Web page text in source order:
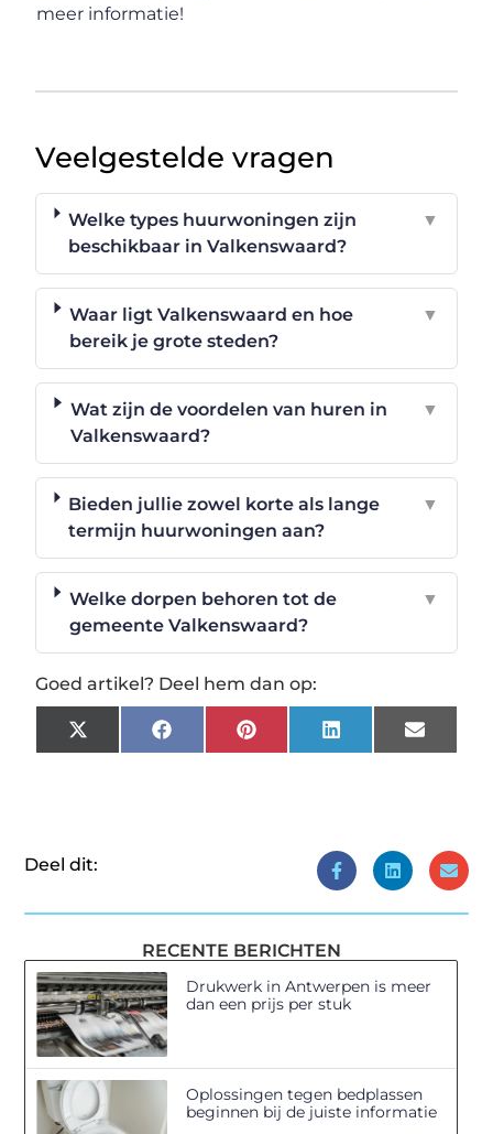
meer informatie!
Veelgestelde vragen
Welke types huurwoningen zijn
beschikbaar in Valkenswaard?
▼
Waar ligt Valkenswaard en hoe
bereik je grote steden?
▼
Wat zijn de voordelen van huren in
Valkenswaard?
▼
Bieden jullie zowel korte als lange
termijn huurwoningen aan?
▼
Welke dorpen behoren tot de
gemeente Valkenswaard?
▼
Goed artikel? Deel hem dan op:
X
(Twitter)
FacebookPinterestLinkedInEmail
Deel dit:
RECENTE BERICHTEN
Drukwerk in Antwerpen is meer
dan een prijs per stuk
Oplossingen tegen bedplassen
beginnen bij de juiste informatie